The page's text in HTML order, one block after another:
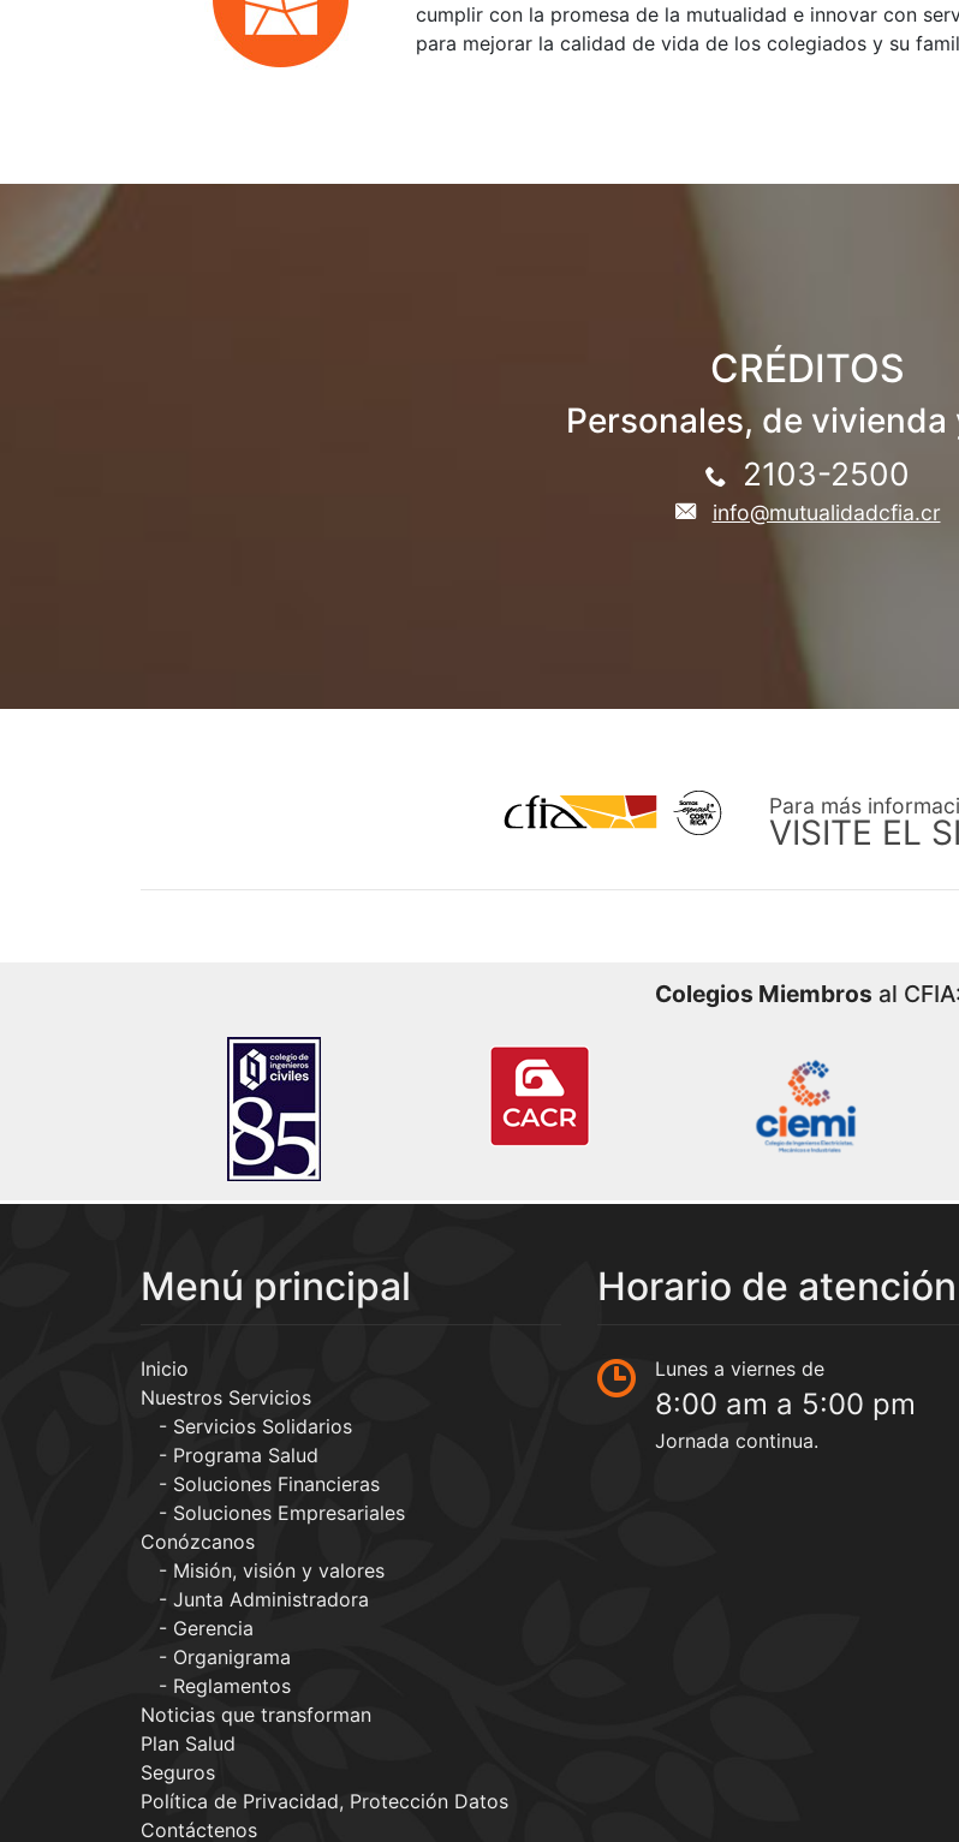
cumplir con la promesa de la mutualidad e innovar con
para mejorar la calidad de vida de los colegiados y su
CRÉDITOS
Personales, de vivienda
2103-2500
info@mutualidadcfia.cr
Para más
VISITE EL
Colegios Miembros al CFIA:
Menú principal
Inicio
Nuestros Servicios
Servicios Solidarios
Programa Salud
Soluciones Financieras
Soluciones Empresariales
Conózcanos
Misión, visión y valores
Junta Administradora
Gerencia
Organigrama
Reglamentos
Noticias que transforman
Plan Salud
Seguros
Política de Privacidad, Protección Datos
Contáctenos
Horario de atención
Lunes a viernes de
8:00 am a 5:00 pm
Jornada continua.